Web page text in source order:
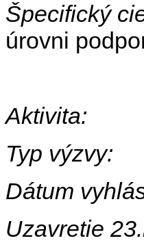
úrovni
Aktivita:
Typ výzvy:
Dátum
Uzavretie